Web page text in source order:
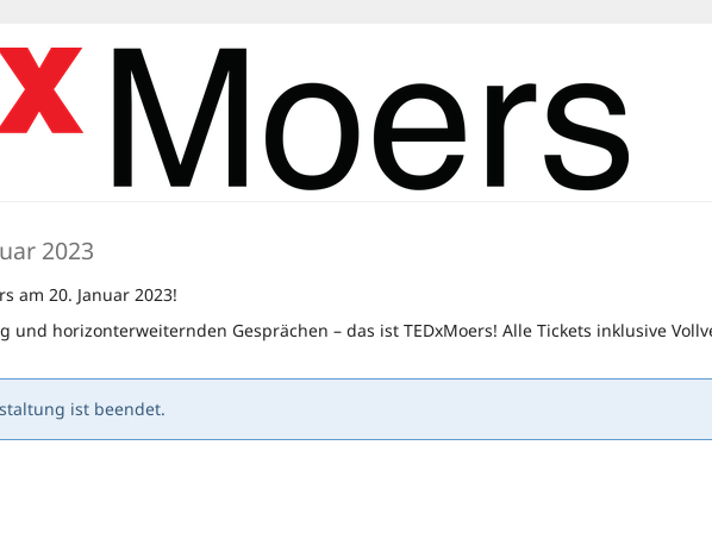
2023
am 20. Januar 2023!
horizonterweiternden Gesprächen – das ist TEDxMoers! Alle Tickets inklusive
ist beendet.